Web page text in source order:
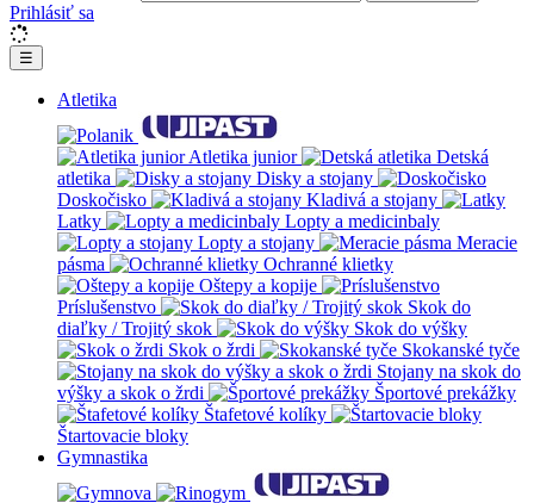
Prihlásiť sa
☰
Atletika
Atletika junior
Detská
atletika
Disky a stojany
Doskočisko
Kladivá a stojany
Latky
Lopty a medicinbaly
Lopty a stojany
Meracie
pásma
Ochranné klietky
Oštepy a kopije
Príslušenstvo
Skok do
diaľky / Trojitý skok
Skok do výšky
Skok o žrdi
Skokanské tyče
Stojany na skok do
výšky a skok o žrdi
Športové prekážky
Štafetové kolíky
Štartovacie bloky
Gymnastika